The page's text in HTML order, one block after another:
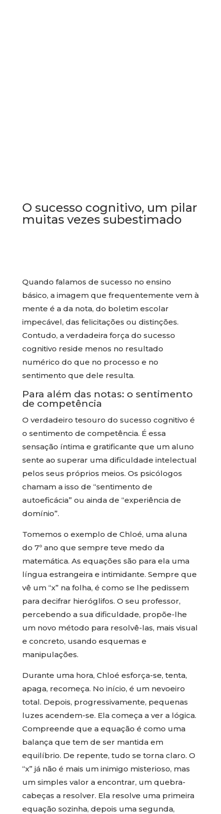
O sucesso cognitivo, um pilar
muitas vezes subestimado
Quando falamos de sucesso no ensino
básico, a imagem que frequentemente vem à
mente é a da nota, do boletim escolar
impecável, das felicitações ou distinções.
Contudo, a verdadeira força do sucesso
cognitivo reside menos no resultado
numérico do que no processo e no
sentimento que dele resulta.
Para além das notas: o sentimento
de competência
O verdadeiro tesouro do sucesso cognitivo é
o sentimento de competência. É essa
sensação íntima e gratificante que um aluno
sente ao superar uma dificuldade intelectual
pelos seus próprios meios. Os psicólogos
chamam a isso de “sentimento de
autoeficácia” ou ainda de “experiência de
domínio”.
Tomemos o exemplo de Chloé, uma aluna
do 7º ano que sempre teve medo da
matemática. As equações são para ela uma
língua estrangeira e intimidante. Sempre que
vê um “x” na folha, é como se lhe pedissem
para decifrar hieróglifos. O seu professor,
percebendo a sua dificuldade, propõe-lhe
um novo método para resolvê-las, mais visual
e concreto, usando esquemas e
manipulações.
Durante uma hora, Chloé esforça-se, tenta,
apaga, recomeça. No início, é um nevoeiro
total. Depois, progressivamente, pequenas
luzes acendem-se. Ela começa a ver a lógica.
Compreende que a equação é como uma
balança que tem de ser mantida em
equilíbrio. De repente, tudo se torna claro. O
“x” já não é mais um inimigo misterioso, mas
um simples valor a encontrar, um quebra-
cabeças a resolver. Ela resolve uma primeira
equação sozinha, depois uma segunda,